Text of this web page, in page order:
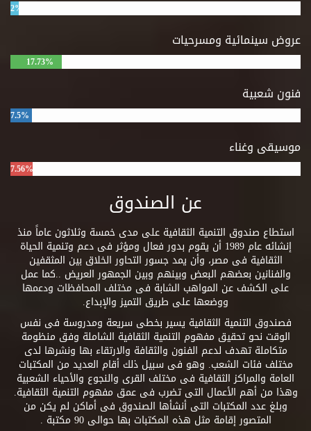
2%
عروض سينمائية ومسرحيات
17.73%
فنون شعبية
7.5%
موسيقى وغناء
7.56%
عن الصندوق
استطاع صندوق التنمية الثقافية على مدى خمسة وثلاثون عاماً منذ
إنشائه عام 1989 أن يقوم بدور فعال ومؤثر فى دعم وتنمية الحياة
الثقافية فى مصر، وأن يمد جسور التحاور الخلاق بين المثقفين
والفنانين بعضهم البعض وبينهم وبين الجمهور العريض ..كما عمل
على الكشف عن المواهب الشابة فى مختلف المحافظات ودعمها
ووضعها على طريق التميز والإبداع.
فصندوق التنمية الثقافية يسير بخطى سريعة ومدروسة فى نفس
الوقت نحو تحقيق مفهوم التنمية الثقافية الشاملة وفق منظومة
متكاملة تهدف لدعم الفنون والثقافة والارتقاء بها ونشرها لدى
مختلف فئات الشعب. وهو فى سبيل ذلك أقام العديد من المكتبات
العامة والمراكز الثقافية فى مختلف القرى والنجوع والأحياء الشعبية
وهذا من أهم الأعمال التى تضرب فى عمق مفهوم التنمية الثقافية.
وبلغ عدد المكتبات التى أنشأها الصندوق فى أماكن لم يكن من
المتصور إقامة مثل هذه المكتبات بها حوالى 90 مكتبة .